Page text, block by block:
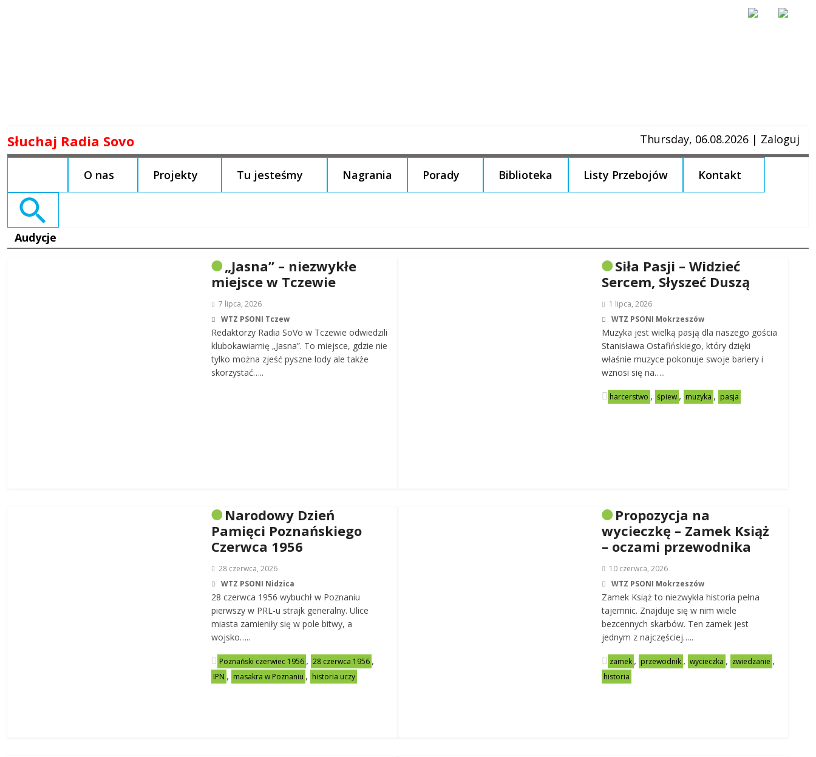
to
Słuchaj Radia Sovo Thursday, 06.08.2026 | Zaloguj
O nas Projekty Tu jesteśmy Nagrania Porady Biblioteka Listy Przebojów Kontakt
Search
Audycje
„Jasna” – niezwykłe
miejsce w Tczewie
7 lipca, 2026
WTZ PSONI Tczew
Redaktorzy Radia SoVo w Tczewie odwiedzili
klubokawiarnię „Jasna”. To miejsce, gdzie nie
tylko można zjeść pyszne lody ale także
skorzystać…..
Siła Pasji – Widzieć
Sercem, Słyszeć Duszą
1 lipca, 2026
WTZ PSONI Mokrzeszów
Muzyka jest wielką pasją dla naszego gościa
Stanisława Ostafińskiego, który dzięki
właśnie muzyce pokonuje swoje bariery i
wznosi się na…..
harcerstwo , śpiew , muzyka , pasja
Narodowy Dzień
Pamięci Poznańskiego
Czerwca 1956
28 czerwca, 2026
WTZ PSONI Nidzica
28 czerwca 1956 wybuchł w Poznaniu
pierwszy w PRL-u strajk generalny. Ulice
miasta zamieniły się w pole bitwy, a
wojsko…..
Poznański czerwiec 1956 , 28 czerwca 1956 ,
IPN , masakra w Poznaniu , historia uczy
Propozycja na
wycieczkę – Zamek Książ
– oczami przewodnika
10 czerwca, 2026
WTZ PSONI Mokrzeszów
Zamek Książ to niezwykła historia pełna
tajemnic. Znajduje się w nim wiele
bezcennych skarbów. Ten zamek jest
jednym z najczęściej…..
zamek , przewodnik , wycieczka , zwiedzanie ,
historia